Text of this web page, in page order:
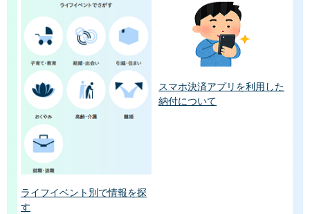
ライフイベント別で情報を探
す
スマホ決済アプリを利用した
納付について